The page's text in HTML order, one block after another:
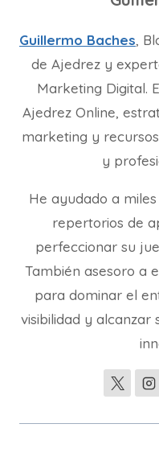
Guillermo Baches,
de Ajedrez y
Marketing Digital.
Ajedrez Online,
marketing y
y
He ayudado a
repertorios de
perfeccionar su
También asesoro a
para dominar el
visibilidad y alcanzar